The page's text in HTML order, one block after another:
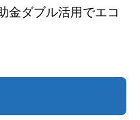
金ダブル活用でエコ